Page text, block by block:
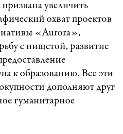
увеличить
охват проектов
«Aurora»,
с нищетой, развитие
к образованию. Все эти
дополняют друг
гуманитарное